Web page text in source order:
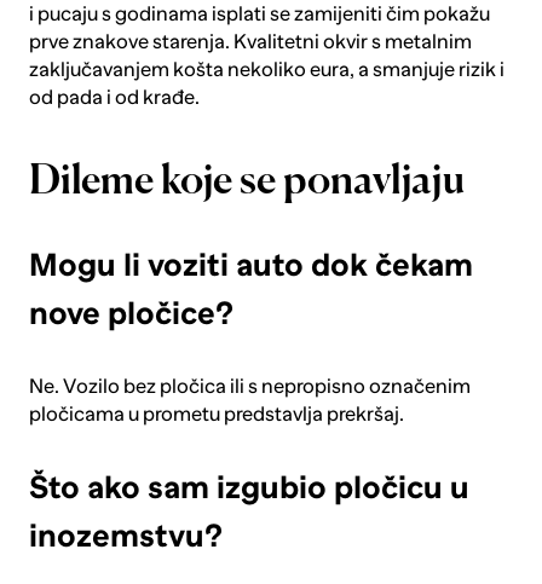
i pucaju s godinama isplati se zamijeniti čim pokažu
prve znakove starenja. Kvalitetni okvir s metalnim
zaključavanjem košta nekoliko eura, a smanjuje rizik i
od pada i od krađe.
Dileme koje se ponavljaju
Mogu li voziti auto dok čekam
nove pločice?
Ne. Vozilo bez pločica ili s nepropisno označenim
pločicama u prometu predstavlja prekršaj.
Što ako sam izgubio pločicu u
inozemstvu?